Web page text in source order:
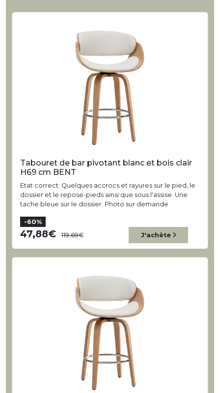
Tabouret de bar pivotant blanc et bois clair
H69 cm BENT
Etat correct. Quelques accrocs et rayures sur le pied, le
dossier et le repose-pieds ainsi que sous l'assise. Une
tache bleue sur le dossier. Photo sur demande
-60%
47,88 119,69 J'achète